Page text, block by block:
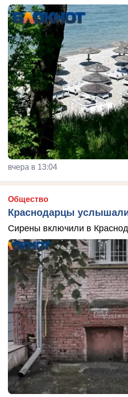
вчера в 13:04
Общество
Краснодарцы
Сирены включили в